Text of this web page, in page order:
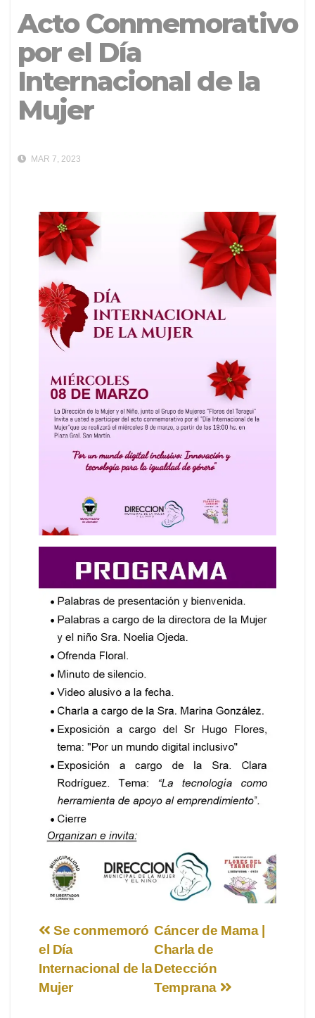
Acto Conmemorativo
por el Día
Internacional de la
Mujer
MAR 7, 2023
Navegación
de
entradas
Cáncer de Mama |
Charla de
Detección
Temprana
Se conmemoró
el Día
Internacional de la
Mujer